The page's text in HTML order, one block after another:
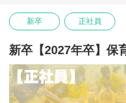
可能性を一緒につくっていけ
あなたの「できる」が、
しています。
新卒 正社員
新卒【2027年卒】保